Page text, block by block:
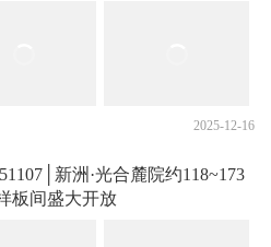
2025-12-16
新洲·光合麓院约118~173
板间盛大开放